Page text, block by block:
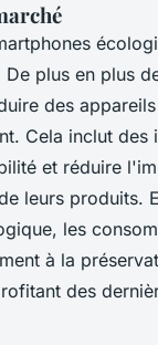
De plus en plus
des
Cela inclut des
et réduire
leurs produits.
les
à la
des